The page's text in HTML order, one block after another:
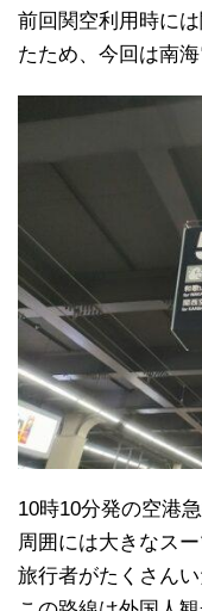
前回関空利用時に
たため、今回は南海
10時10分発の空港
周囲には大きなス
旅行者がたくさんい